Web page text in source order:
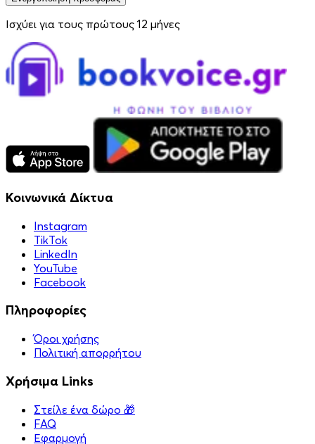
Ισχύει για τους πρώτους 12 μήνες
Κοινωνικά Δίκτυα
Instagram
TikTok
LinkedIn
YouTube
Facebook
Πληροφορίες
Όροι χρήσης
Πολιτική απορρήτου
Χρήσιμα Links
Στείλε ένα δώρο 🎁
FAQ
Εφαρμογή